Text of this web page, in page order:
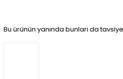
Bu ürünün yanında bunları da